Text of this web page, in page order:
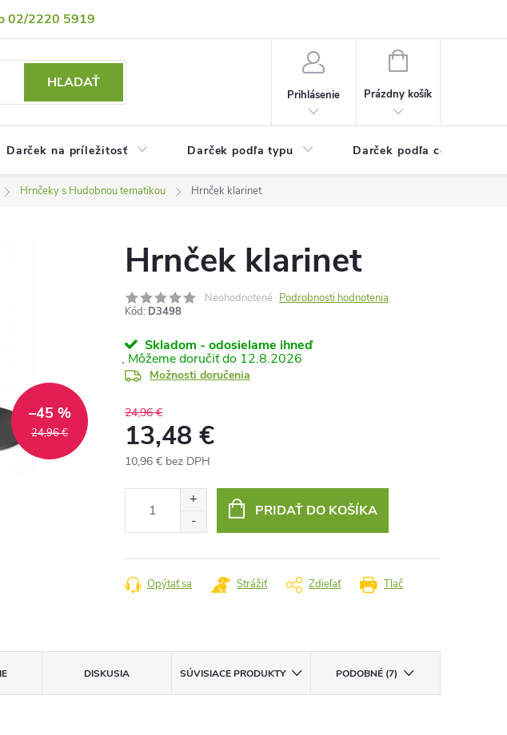
02/2220 5919
osobných údajov
HĽADAŤ
Prihlásenie
NÁKUPNÝ
Prázdny košík
Darček na príležitosť Darček podľa typu Darček podľa ceny
Hrnčeky s Hudobnou tematikou Hrnček klarinet
24,96 €
–45 %
Hrnček klarinet
Neohodnotené Podrobnosti hodnotenia
Kód: D3498
Skladom - odosielame ihneď
12.8.2026
Možnosti doručenia
24,96 €
13,48 €
10,96 € bez DPH
PRIDAŤ DO KOŠÍKA
Tlač
Opýtať sa Strážiť Zdieľať
DISKUSIA SÚVISIACE PRODUKTY PODOBNÉ (7)